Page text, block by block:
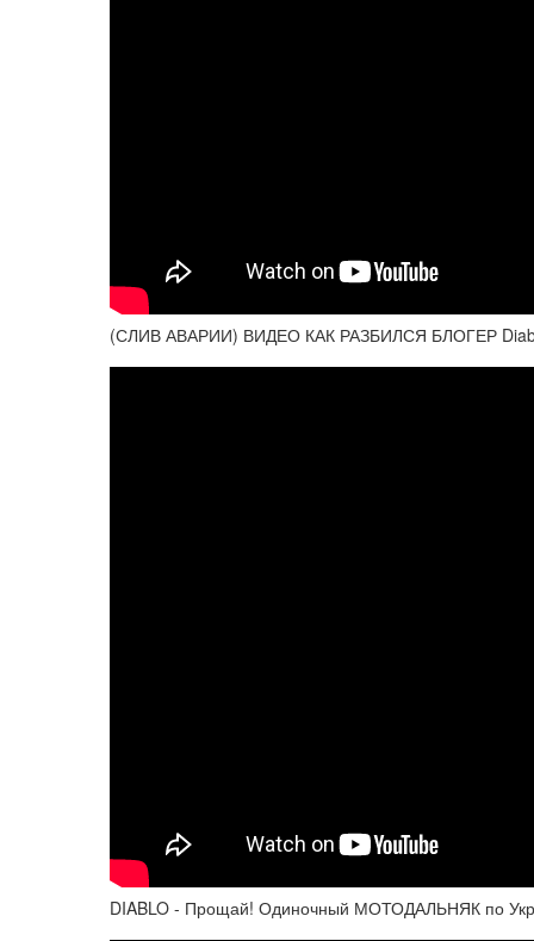
(СЛИВ АВАРИИ) ВИДЕО КАК РАЗБИЛСЯ БЛОГЕР
DIABLO - Прощай! Одиночный МОТОДАЛЬНЯК по